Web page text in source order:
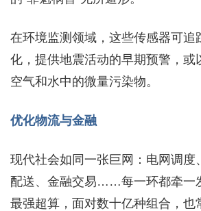
在环境监测领域，这些传感器可追
化，提供地震活动的早期预警，或
空气和水中的微量污染物。
优化物流与金融
现代社会如同一张巨网：电网调度
配送、金融交易……每一环都牵一
最强超算，面对数十亿种组合，也